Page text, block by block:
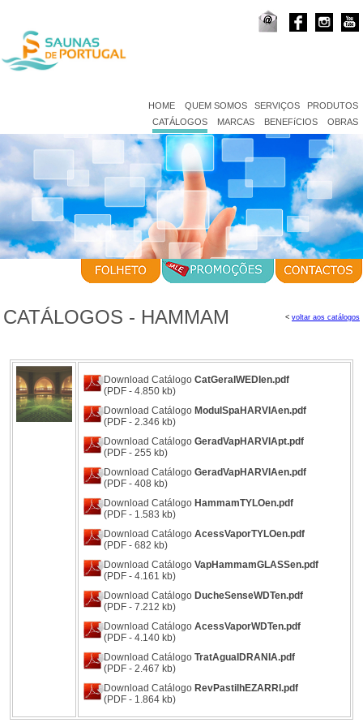
HOME QUEM SOMOS SERVIÇOS
PRODUTOS
CATÁLOGOS
MARCAS BENEFíCIOS OBRAS
CATÁLOGOS - HAMMAM < voltar aos catálogos
Download Catálogo CatGeralWEDIen.pdf
(PDF - 4.850 kb)
Download Catálogo ModulSpaHARVIAen.pdf
(PDF - 2.346 kb)
Download Catálogo GeradVapHARVIApt.pdf
(PDF - 255 kb)
Download Catálogo GeradVapHARVIAen.pdf
(PDF - 408 kb)
Download Catálogo HammamTYLOen.pdf
(PDF - 1.583 kb)
Download Catálogo AcessVaporTYLOen.pdf
(PDF - 682 kb)
Download Catálogo VapHammamGLASSen.pdf
(PDF - 4.161 kb)
Download Catálogo DucheSenseWDTen.pdf
(PDF - 7.212 kb)
Download Catálogo AcessVaporWDTen.pdf
(PDF - 4.140 kb)
Download Catálogo TratAguaIDRANIA.pdf
(PDF - 2.467 kb)
Download Catálogo RevPastilhEZARRI.pdf
(PDF - 1.864 kb)